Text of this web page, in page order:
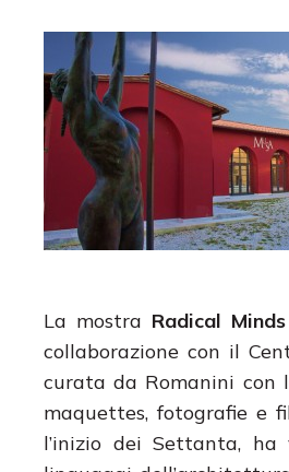
La mostra Radical
collaborazione con il
curata da Romanini con
maquettes, fotografie e
l’inizio dei Settanta,